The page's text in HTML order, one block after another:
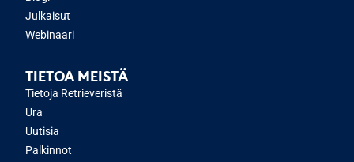
Julkaisut
Webinaari
TIETOA MEISTÄ
Tietoja Retrieveristä
Ura
Uutisia
Palkinnot